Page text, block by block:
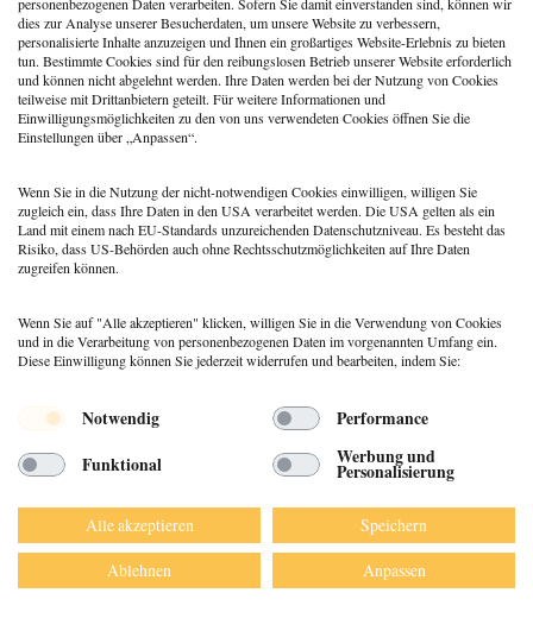
Zeitalter
Berufspraxis
Patientenrechtegesetz: 5
typische Irrtümer im Fakten-
Check
Coaching
falschen Fragen? Zeit für ein
Repertoire-Update
Menü
© 2026 DEUTSCHER PSYCHOLOGEN
VERLAG GMBH
IMPRESSUM
dies zur Analyse unserer Besucherdaten, um unsere Website zu verbessern,
personalisierte Inhalte anzuzeigen und Ihnen ein großartiges Website-Erlebnis zu bieten
tun. Bestimmte Cookies sind für den reibungslosen Betrieb unserer Website erforderlich
und können nicht abgelehnt werden. Ihre Daten werden bei der Nutzung von Cookies
teilweise mit Drittanbietern geteilt. Für weitere Informationen und
Einwilligungsmöglichkeiten zu den von uns verwendeten Cookies öffnen Sie die
Einstellungen über „Anpassen“.
Wenn Sie in die Nutzung der nicht-notwendigen Cookies einwilligen, willigen Sie
zugleich ein, dass Ihre Daten in den USA verarbeitet werden. Die USA gelten als ein
Land mit einem nach EU-Standards unzureichenden Datenschutzniveau. Es besteht das
Risiko, dass US-Behörden auch ohne Rechtsschutzmöglichkeiten auf Ihre Daten
zugreifen können.
Wenn Sie auf "Alle akzeptieren" klicken, willigen Sie in die Verwendung von Cookies
und in die Verarbeitung von personenbezogenen Daten im vorgenannten Umfang ein.
Diese Einwilligung können Sie jederzeit widerrufen und bearbeiten, indem Sie:
Notwendig
Performance
Funktional
Werbung und
Personalisierung
Alle akzeptieren
Speichern
Ablehnen
Anpassen